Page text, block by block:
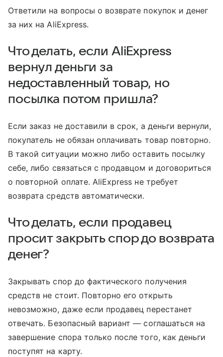
Ответили на вопросы о возврате покупок и денег
за них на AliExpress.
Что делать, если AliExpress
вернул деньги за
недоставленный товар, но
посылка потом пришла?
Если заказ не доставили в срок, а деньги вернули,
покупатель не обязан оплачивать товар повторно.
В такой ситуации можно либо оставить посылку
себе, либо связаться с продавцом и договориться
о повторной оплате. AliExpress не требует
возврата средств автоматически.
Что делать, если продавец
просит закрыть спор до возврата
денег?
Закрывать спор до фактического получения
средств не стоит. Повторно его открыть
невозможно, даже если продавец перестанет
отвечать. Безопасный вариант — соглашаться на
завершение спора только после того, как деньги
поступят на карту.